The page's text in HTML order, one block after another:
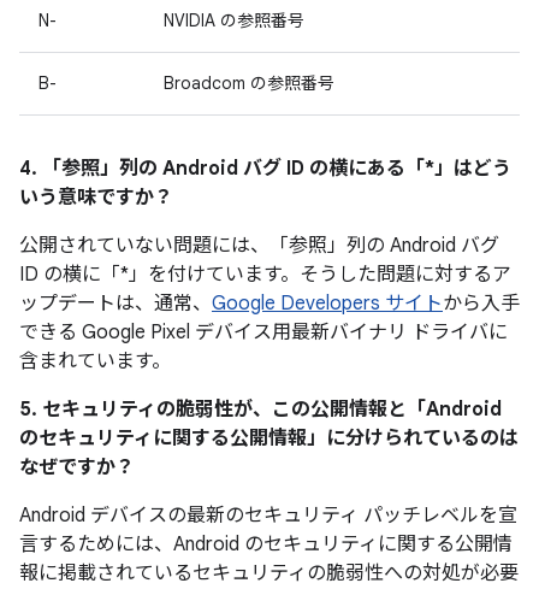
N- NVIDIA の参照番号
B- Broadcom の参照番号
4. 「参照」 列の Android バグ ID の横にある「*」はどう
いう意味ですか？
公開されていない問題には、「参照」 列の Android バグ
ID の横に「*」を付けています。そうした問題に対するア
ップデートは、通常、 Google Developers サイトから入手
できる Google Pixel デバイス用最新バイナリ ドライバに
含まれています。
5. セキュリティの脆弱性が、この公開情報と「Android
のセキュリティに関する公開情報」に分けられているのは
なぜですか？
Android デバイスの最新のセキュリティ パッチレベルを宣
言するためには、Android のセキュリティに関する公開情
報に掲載されているセキュリティの脆弱性への対処が必要